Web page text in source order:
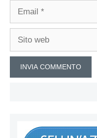
Email
Sito